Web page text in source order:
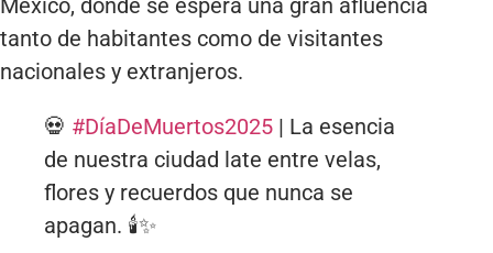
México, donde se espera una gran afluencia
tanto de habitantes como de visitantes
nacionales y extranjeros.
💀 #DíaDeMuertos2025 | La esencia
de nuestra ciudad late entre velas,
flores y recuerdos que nunca se
apagan. 🕯️✨